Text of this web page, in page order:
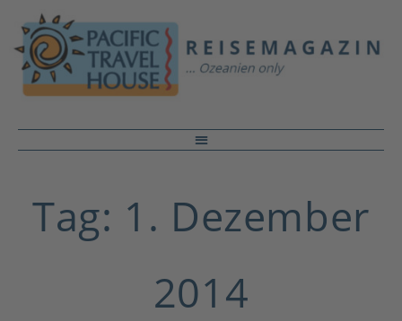
Tag: 1. Dezember
2014